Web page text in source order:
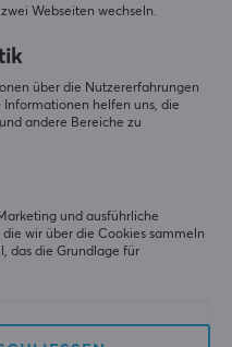
CW
vor 2 Jahren
Webseiten wechseln.
über die Nutzererfahrungen
Informationen helfen uns, die
andere Bereiche zu
und ausführliche
wir über die Cookies sammeln
das die Grundlage für